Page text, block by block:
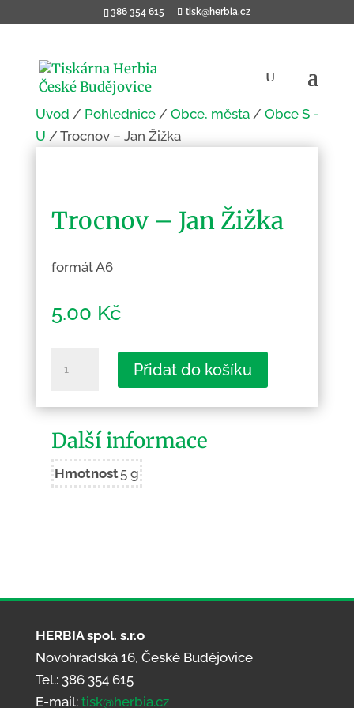
386 354 615 tisk@herbia.cz
Úvod / Pohlednice/ Obce, města/ Obce S -
U / Trocnov – Jan Žižka
Trocnov – Jan Žižka
formát A6
5.00 Kč
množství
Přidat do košíku
Další informace
Hmotnost5 g
HERBIA spol. s.r.o
Novohradská 16, České Budějovice
Tel.: 386 354 615
E-mail: tisk@herbia.cz